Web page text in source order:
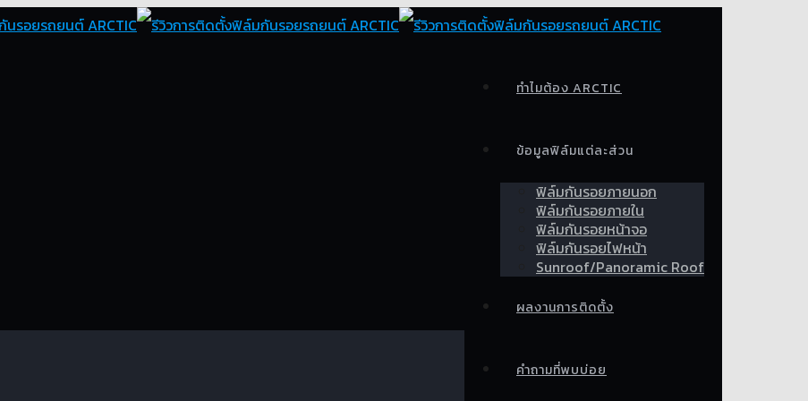
ทำไมต้อง ARCTIC
ข้อมูลฟิล์มแต่ละส่วน
ฟิล์มกันรอยภายนอก
ฟิล์มกันรอยภายใน
ฟิล์มกันรอยหน้าจอ
ฟิล์มกันรอยไฟหน้า
Sunroof/Panoramic Roof
ผลงานการติดตั้ง
คำถามที่พบบ่อย